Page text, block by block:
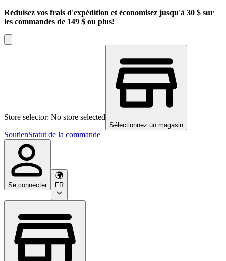
Réduisez vos frais d'expédition et économisez jusqu'à 30 $ sur
les commandes de 149 $ ou plus!
Store selector: No store selected
Sélectionnez un magasin
SoutienStatut de la commande
Se connecter FR